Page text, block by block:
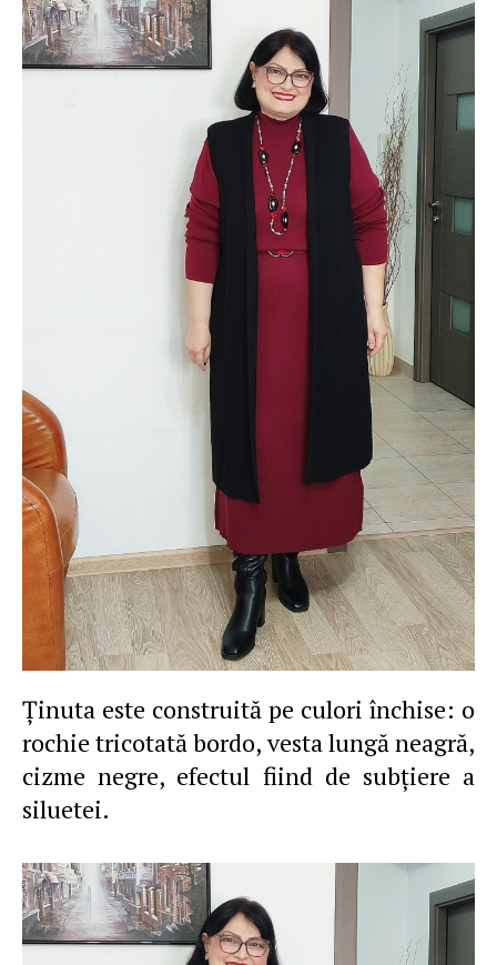
Ţinuta este construită pe culori închise: o
rochie tricotată bordo, vesta lungă neagră,
cizme negre, efectul fiind de subţiere a
siluetei.